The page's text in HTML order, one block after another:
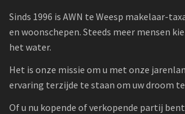
Sinds 1996 is AWN te Weesp makelaar-
en woonschepen. Steeds meer mensen
het water.
Het is onze missie om u met onze
ervaring terzijde te staan om uw droom
Of u nu kopende of verkopende partij